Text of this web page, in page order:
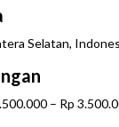
Selatan,
– Rp